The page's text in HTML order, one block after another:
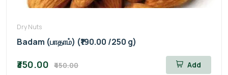
Dry Nuts
Badam (பாதாம்) (₹190.00 /250 g)
₹350.00 ₹450.00 Add